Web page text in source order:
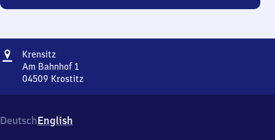
Adresse
KrensitzKrensitz
Am Bahnhof 1
04509 Krostitz
Bahnhof
1,
DeutschEnglish